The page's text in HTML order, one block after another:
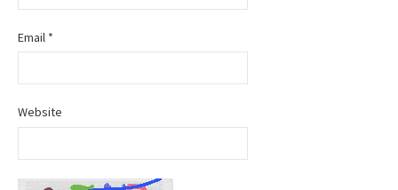
o
n
Email *
Website